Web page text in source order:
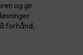
og gir
forhånd,